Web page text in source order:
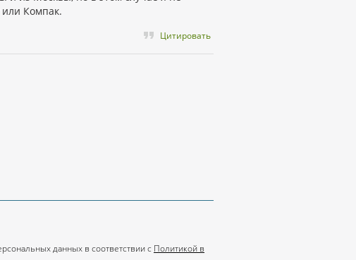
или Компак.
Цитировать
данных в соответствии с Политикой в